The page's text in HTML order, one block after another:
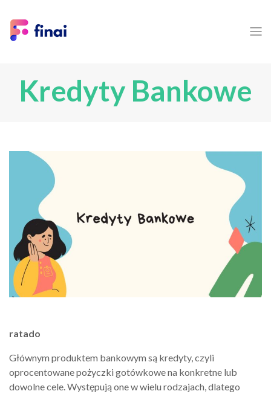
Kredyty Bankowe
ratado
Głównym produktem bankowym są kredyty, czyli
oprocentowane pożyczki gotówkowe na konkretne lub
dowolne cele. Występują one w wielu rodzajach, dlatego